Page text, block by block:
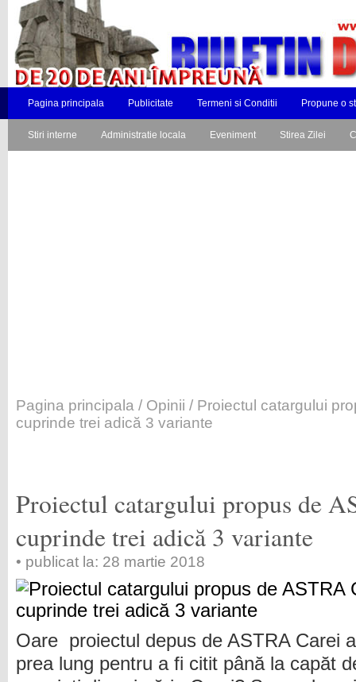
Pagina principala Publicitate Termeni si Conditii Propune o
Stiri interne Administratie locala Eveniment Stirea Zilei
Pagina principala / Opinii / Proiectul catargului
cuprinde trei adică 3 variante
Proiectul catargului propus de
cuprinde trei adică 3 variante
• publicat la: 28 martie 2018
Oare proiectul depus de ASTRA Carei
prea lung pentru a fi citit până la capăt